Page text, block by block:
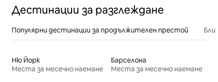
Дестинации за разглеждане
Популярни дестинации за продължителен престой
Ню Йорк
Места за месечно наемане
Барселона
Места за месечно наемане